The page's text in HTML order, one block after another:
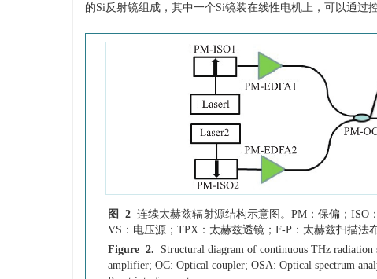
的Si反射镜组成，其中一个Si镜装在线性电机上，可以通过
图 2 连续太赫兹辐射源结构示意图。PM：保偏；ISO
VS：电压源；TPX：太赫兹透镜；F-P：太赫兹扫描法
Figure 2.
Structural diagram of continuous THz
amplifier; OC: Optical coupler; OSA: Optical spectrum